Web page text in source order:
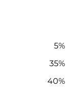
5%
35%
40%